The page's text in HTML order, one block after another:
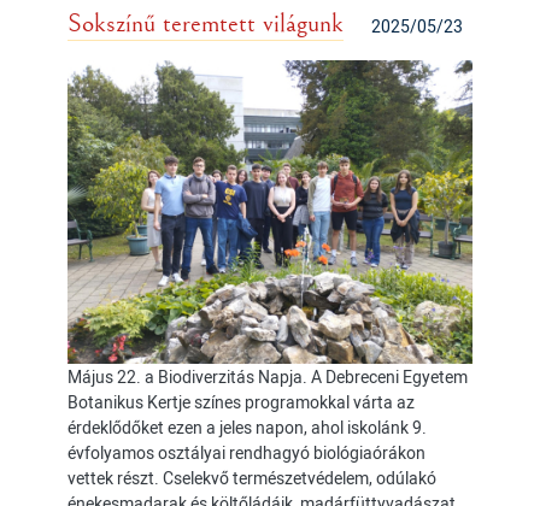
2025/05/23
Sokszínű teremtett világunk
Május 22. a Biodiverzitás Napja. A Debreceni Egyetem
Botanikus Kertje színes programokkal várta az
érdeklődőket ezen a jeles napon, ahol iskolánk 9.
évfolyamos osztályai rendhagyó biológiaórákon
vettek részt. Cselekvő természetvédelem, odúlakó